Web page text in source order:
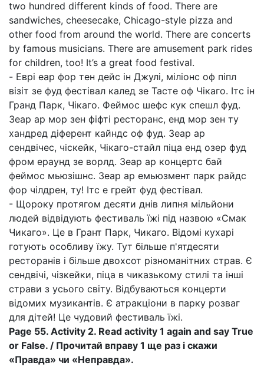
two hundred different kinds of food. There are
sandwiches, cheesecake, Chicago-style pizza and
other food from around the world. There are concerts
by famous musicians. There are amusement park rides
for children, too! It’s a great food festival.
- Еврі еар фор тен дейс ін Джулі, міліонс оф піпл
візіт зе фуд фестівал калед зе Тасте оф Чікаго. Ітс ін
Гранд Парк, Чікаго. Феймос шефс кук спешл фуд.
Зеар ар мор зен фіфті ресторанс, енд мор зен ту
хандред діферент кайндс оф фуд. Зеар ар
сендвічес, чіскейк, Чікаго-стайл піца енд озер фуд
фром ераунд зе ворлд. Зеар ар концертс бай
феймос мьюзішнс. Зеар ар емьюзмент парк райдс
фор чілдрен, ту! Ітс е грейт фуд фестівал.
- Щороку протягом десяти днів липня мільйони
людей відвідують фестиваль їжі під назвою «Смак
Чикаго». Це в Грант Парк, Чикаго. Відомі кухарі
готують особливу їжу. Тут більше п'ятдесяти
ресторанів і більше двохсот різноманітних страв. Є
сендвічі, чізкейки, піца в чиказькому стилі та інші
страви з усього світу. Відбуваються концерти
відомих музикантів. Є атракціони в парку розваг
для дітей! Це чудовий фестиваль їжі.
Page 55. Activity 2. Read activity 1 again and say True
or False. / Прочитай вправу 1 ще раз і скажи
«Правда» чи «Неправда».